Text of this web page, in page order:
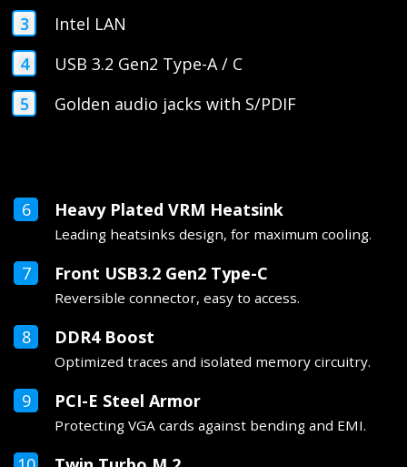
Intel LAN
USB 3.2 Gen2 Type-A / C
Golden audio jacks with S/PDIF
Heavy Plated VRM Heatsink
Leading heatsinks design, for maximum cooling.
Front USB3.2 Gen2 Type-C
Reversible connector, easy to access.
DDR4 Boost
Optimized traces and isolated memory circuitry.
PCI-E Steel Armor
Protecting VGA cards against bending and EMI.